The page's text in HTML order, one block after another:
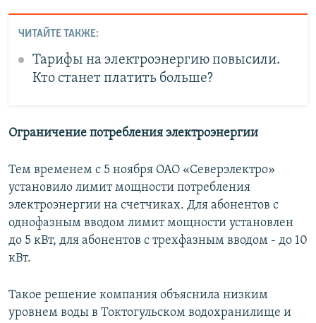
ЧИТАЙТЕ ТАКЖЕ:
Тарифы на электроэнергию повысили.
Кто станет платить больше?
Ограничение потребления электроэнергии
Тем временем с 5 ноября ОАО «Северэлектро»
установило лимит мощности потребления
электроэнергии на счетчиках. Для абонентов с
однофазным вводом лимит мощности установлен
до 5 кВт, для абонентов с трехфазным вводом - до 10
кВт.
Такое решение компания объяснила низким
уровнем воды в Токтогульском водохранилище и